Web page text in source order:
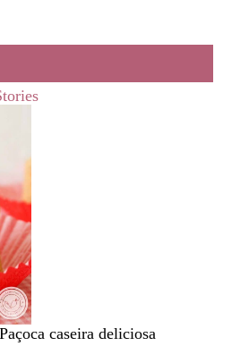
caseira deliciosa